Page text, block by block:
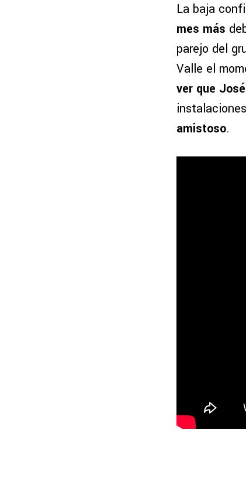
La baja
mes más
parejo del
Valle el
ver que
amistoso.